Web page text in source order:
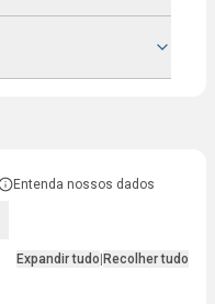
Entenda nossos dados
Expandir tudo Recolher tudo